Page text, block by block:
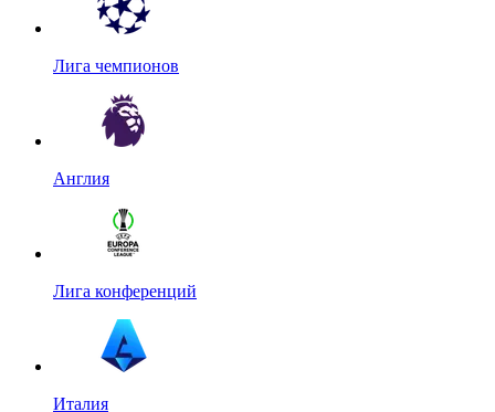
Лига чемпионов
Англия
Лига конференций
Италия